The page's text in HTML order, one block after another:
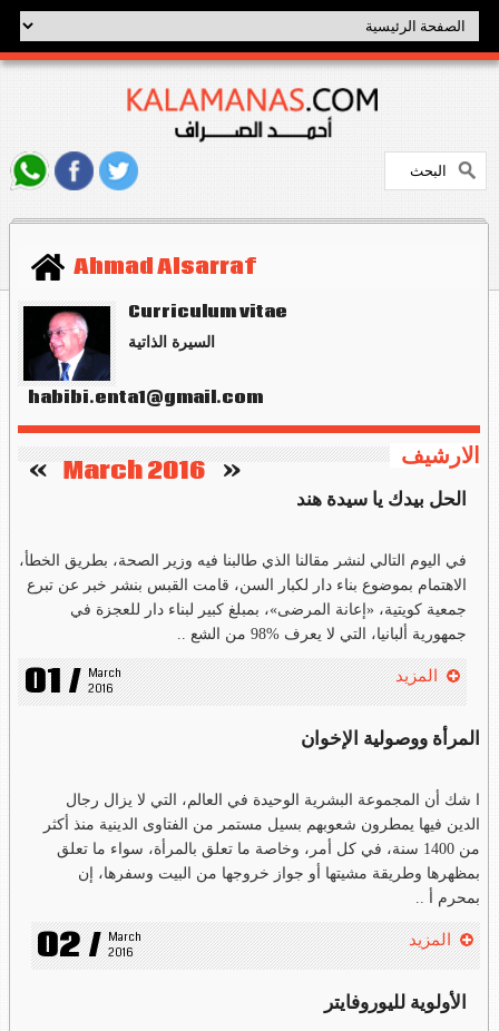
Ahmad Alsarraf
Curriculum vitae
السيرة الذاتية
habibi.enta1@gmail.com
الارشيف «
March 2016
»
الحل بيدك يا سيدة هند
في اليوم التالي لنشر مقالنا الذي طالبنا فيه وزير الصحة، بطريق الخطأ،
الاهتمام بموضوع بناء دار لكبار السن، قامت القبس بنشر خبر عن تبرع
جمعية كويتية، «إعانة المرضى»، بمبلغ كبير لبناء دار للعجزة في
جمهورية ألبانيا، التي لا يعرف %98 من الشع ..
01 / March
2016
المزيد
المرأة ووصولية الإخوان
ا شك أن المجموعة البشرية الوحيدة في العالم، التي لا يزال رجال
الدين فيها يمطرون شعوبهم بسيل مستمر من الفتاوى الدينية منذ أكثر
من 1400 سنة، في كل أمر، وخاصة ما تعلق بالمرأة، سواء ما تعلق
بمظهرها وطريقة مشيتها أو جواز خروجها من البيت وسفرها، إن
بمحرم أ ..
02 / March
2016
المزيد
الأولوية لليوروفايتر